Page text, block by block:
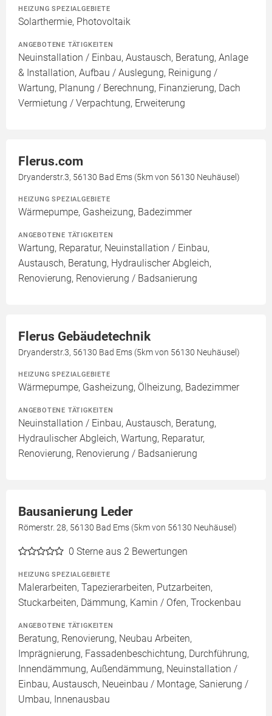
HEIZUNG SPEZIALGEBIETE
Solarthermie, Photovoltaik
ANGEBOTENE TÄTIGKEITEN
Neuinstallation / Einbau, Austausch, Beratung, Anlage
& Installation, Aufbau / Auslegung, Reinigung /
Wartung, Planung / Berechnung, Finanzierung, Dach
Vermietung / Verpachtung, Erweiterung
Flerus.com
Dryanderstr.3, 56130 Bad Ems (5km von 56130 Neuhäusel)
HEIZUNG SPEZIALGEBIETE
Wärmepumpe, Gasheizung, Badezimmer
ANGEBOTENE TÄTIGKEITEN
Wartung, Reparatur, Neuinstallation / Einbau,
Austausch, Beratung, Hydraulischer Abgleich,
Renovierung, Renovierung / Badsanierung
Flerus Gebäudetechnik
Dryanderstr.3, 56130 Bad Ems (5km von 56130 Neuhäusel)
HEIZUNG SPEZIALGEBIETE
Wärmepumpe, Gasheizung, Ölheizung, Badezimmer
ANGEBOTENE TÄTIGKEITEN
Neuinstallation / Einbau, Austausch, Beratung,
Hydraulischer Abgleich, Wartung, Reparatur,
Renovierung, Renovierung / Badsanierung
Bausanierung Leder
Römerstr. 28, 56130 Bad Ems (5km von 56130 Neuhäusel)
0 Sterne aus 2 Bewertungen
HEIZUNG SPEZIALGEBIETE
Malerarbeiten, Tapezierarbeiten, Putzarbeiten,
Stuckarbeiten, Dämmung, Kamin / Ofen, Trockenbau
ANGEBOTENE TÄTIGKEITEN
Beratung, Renovierung, Neubau Arbeiten,
Imprägnierung, Fassadenbeschichtung, Durchführung,
Innendämmung, Außendämmung, Neuinstallation /
Einbau, Austausch, Neueinbau / Montage, Sanierung /
Umbau, Innenausbau